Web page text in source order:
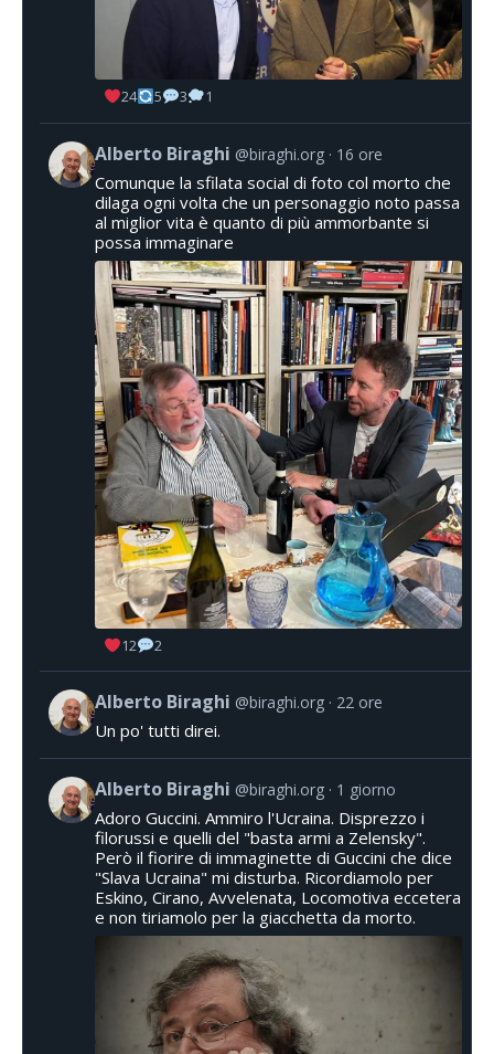
24 5 3 1
Alberto Biraghi @biraghi.org 16 ore
Comunque la sfilata social di foto col morto che
dilaga ogni volta che un personaggio noto passa
al miglior vita è quanto di più ammorbante si
possa immaginare
12 2
Alberto Biraghi @biraghi.org 22 ore
Un po' tutti direi.
Alberto Biraghi @biraghi.org 1 giorno
Adoro Guccini. Ammiro l'Ucraina. Disprezzo i
filorussi e quelli del "basta armi a Zelensky".
Però il fiorire di immaginette di Guccini che dice
"Slava Ucraina" mi disturba. Ricordiamolo per
Eskino, Cirano, Avvelenata, Locomotiva eccetera
e non tiriamolo per la giacchetta da morto.